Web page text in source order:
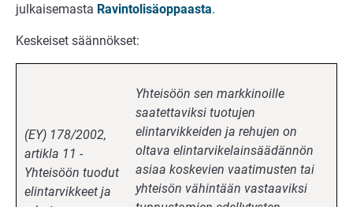
julkaisemasta Ravintolisäoppaasta.
Keskeiset säännökset:
(EY) 178/2002,
artikla 11 -
Yhteisöön tuodut
elintarvikkeet ja
Yhteisöön sen markkinoille
saatettaviksi tuotujen
elintarvikkeiden ja rehujen on
oltava elintarvikelainsäädännön
asiaa koskevien vaatimusten tai
yhteisön vähintään vastaaviksi